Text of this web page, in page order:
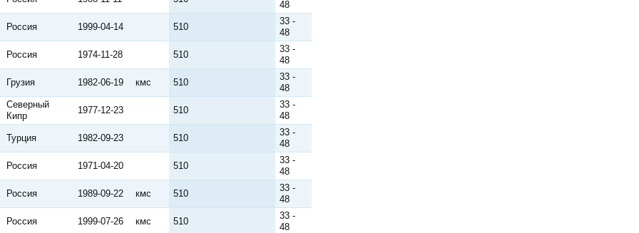
48
Россия 1999-04-14 510
33 -
48
Россия 1974-11-28 510
33 -
48
Грузия 1982-06-19 кмс 510
33 -
48
Северный
Кипр
1977-12-23 510
33 -
48
Турция 1982-09-23 510
33 -
48
Россия 1971-04-20 510
33 -
48
Россия 1989-09-22 кмс 510
33 -
48
Россия 1999-07-26 кмс 510
33 -
48